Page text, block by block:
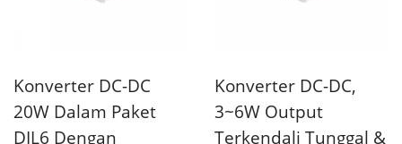
Konverter DC-DC
20W Dalam Paket
DIL6 Dengan
Konverter DC-DC,
3~6W Output
Terkendali Tunggal &